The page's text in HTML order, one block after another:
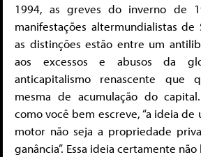
1994, as greves do inverno de
manifestações altermundialistas
as distinções estão entre um
aos excessos e abusos da
anticapitalismo renascente que
mesma de acumulação do
como você bem escreve, “a ideia de
motor não seja a propriedade
ganância”. Essa ideia certamente